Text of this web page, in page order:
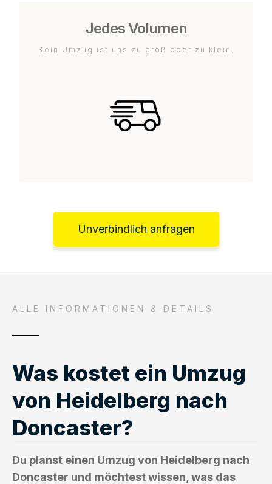
Jedes Volumen
Kein Umzug ist uns zu groß oder zu klein.
Unverbindlich anfragen
ALLE INFORMATIONEN & DETAILS
Was kostet ein Umzug
von Heidelberg nach
Doncaster?
Du planst einen Umzug von Heidelberg nach
Doncaster und möchtest wissen, was das